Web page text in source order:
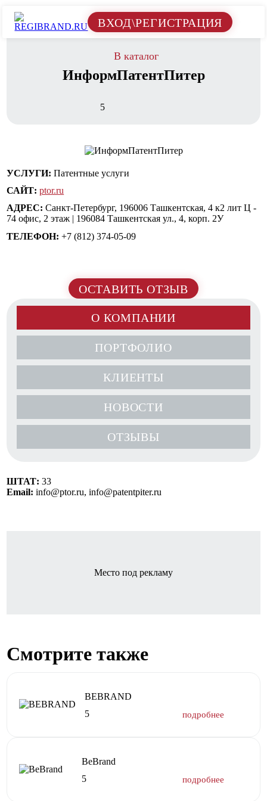
ВХОД\РЕГИСТРАЦИЯ
В каталог
ИнформПатентПитер
5
УСЛУГИ: Патентные услуги
САЙТ: ptor.ru
АДРЕС: Санкт-Петербург, 196006 Ташкентская, 4 к2 лит Ц -
74 офис, 2 этаж | 196084 Ташкентская ул., 4, корп. 2У
ТЕЛЕФОН: +7 (812) 374-05-09
ОСТАВИТЬ ОТЗЫВ
О КОМПАНИИ
ПОРТФОЛИО
КЛИЕНТЫ
НОВОСТИ
ОТЗЫВЫ
ШТАТ: 33
Email: info@ptor.ru, info@patentpiter.ru
Место под рекламу
Смотрите также
BEBRAND
5
BeBrand
5